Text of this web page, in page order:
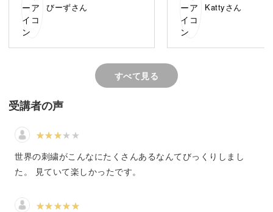
受講した後は、数あるミルーム講座の中から好きな作品が
きっと作れるようになりますよ♪
みなさんが刺繍と聞いて思い浮かべるのは、どんな作品で
しょうか？
お花や生き物だったり、イニシャルや模様のようだったり
とさまざまな刺繍作品がありますね。
びーずさん Kattyさん
すべて見る
受講者の声
世界の刺繍がこんなにたくさんあるなんてびっくりしまし
た。 見ていて楽しかったです。